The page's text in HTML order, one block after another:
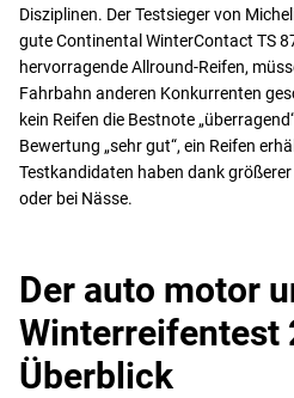
Disziplinen. Der Testsieger von
gute Continental WinterContact TS
hervorragende Allround-Reifen,
Fahrbahn anderen Konkurrenten
kein Reifen die Bestnote
Bewertung „sehr gut“, ein Reifen
Testkandidaten haben dank
oder bei Nässe.
Der auto motor
Winterreifentest
Überblick